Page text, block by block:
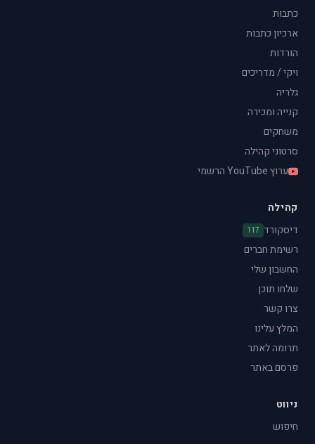
כתבות
ארכיון כתבות
הורדות
ויקי / מדריכים
גלריה
קנייה ומכירה
משחקים
סרטוני קהילה
ערוץ YouTube הרשמי
קהילה
דיסקורד 117
רשימת חברים
החשבון שלי
שלחו תוכן
צרו קשר
המלץ עלינו
תרומה לאתר
פרסם באתר
ניווט
חיפוש